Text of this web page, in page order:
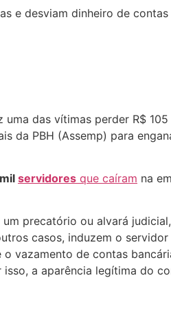
e desviam dinheiro de
uma das vítimas perder R$ 105
da PBH (Assemp) para
servidores que caíram na
um precatório ou alvará
casos, induzem o
vazamento de contas
a aparência legítima do